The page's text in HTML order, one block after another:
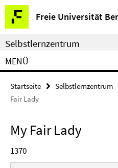
Springe
direkt
zu
Inhalt
Freie Universität
Service-
Navigation
Selbstlernzentrum
MENÜ
Startseite Selbstlernzentrum
Fair Lady
My Fair Lady
1370